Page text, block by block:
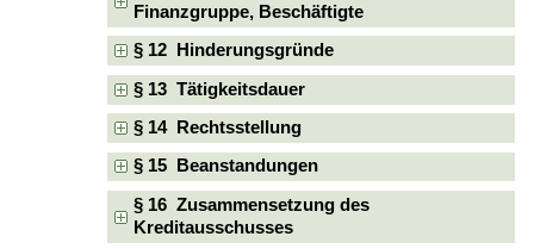
Finanzgruppe, Beschäftigte
§ 12 Hinderungsgründe
§ 13 Tätigkeitsdauer
§ 14 Rechtsstellung
§ 15 Beanstandungen
§ 16 Zusammensetzung des
Kreditausschusses